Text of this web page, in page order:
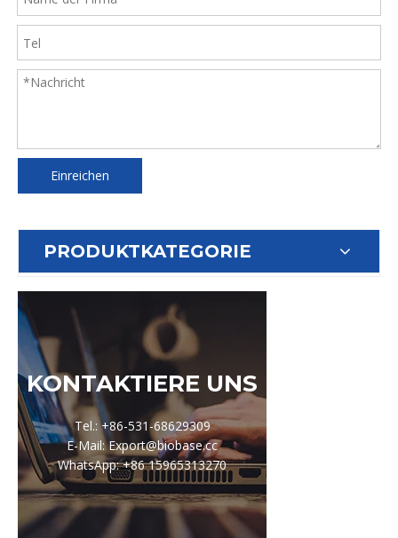
Einreichen
PRODUKTKATEGORIE
KONTAKTIERE UNS
Tel.: +86-531-68629309
E-Mail: Export@biobase.cc
WhatsApp: +86 15965313270